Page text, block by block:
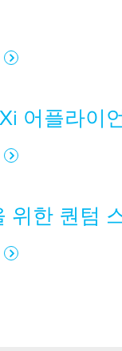
어플라이
위한 퀀텀